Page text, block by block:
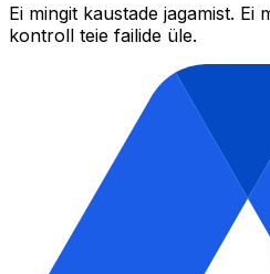
Ei mingit kaustade jagamist. Ei
kontroll teie failide üle.